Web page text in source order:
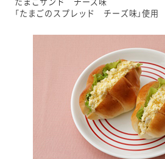
たまごサンド チーズ味
「たまごのスプレッド チーズ味」使用